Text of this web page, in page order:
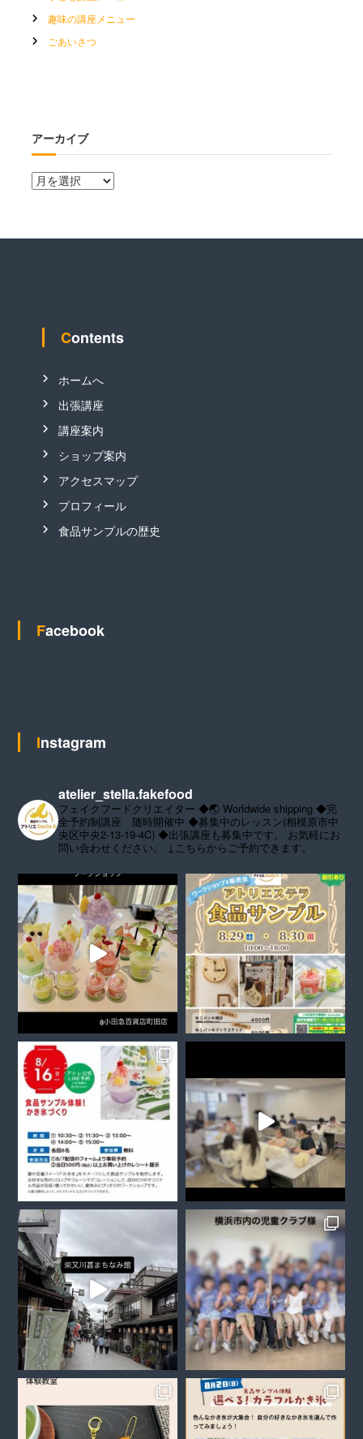
趣味の講座メニュー
ごあいさつ
アーカイブ
ア
ー
Contents
ホームへ
出張講座
講座案内
ショップ案内
アクセスマップ
プロフィール
食品サンプルの歴史
Facebook
Instagram
atelier_stella.fakefood
フェイクフードクリエイター ◆🌏 Worldwide shipping◆完
全予約制講座 随時開催中 ◆募集中のレッスン(相模原市中
央区中央2-13-19-4C) ◆出張講座も募集中です。
お気軽にお
問い合わせください。
↓こちらからご予約できます。